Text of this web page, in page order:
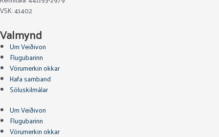
VSK: 41402
Valmynd
Um Veiðivon
Flugubarinn
Vörumerkin okkar
Hafa samband
Söluskilmálar
Um Veiðivon
Flugubarinn
Vörumerkin okkar